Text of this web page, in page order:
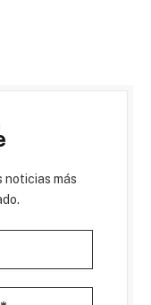
noticias más